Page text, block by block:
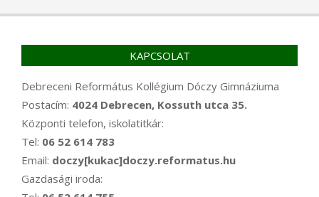
KAPCSOLAT
Debreceni Református Kollégium Dóczy Gimnáziuma
Postacím: 4024 Debrecen, Kossuth utca 35.
Központi telefon, iskolatitkár:
Tel: 06 52 614 783
Email: doczy[kukac]doczy.reformatus.hu
Gazdasági iroda: